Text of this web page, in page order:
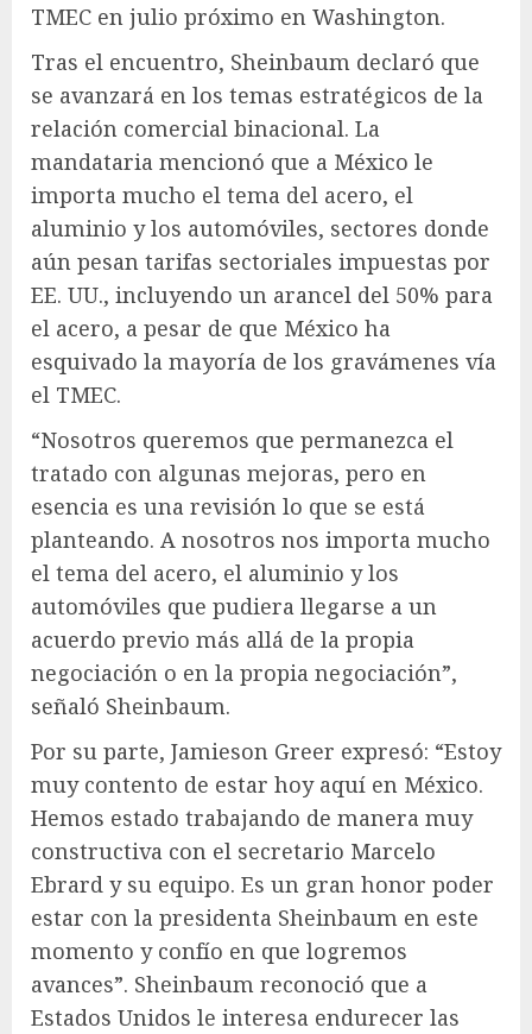
TMEC en julio próximo en Washington.
Tras el encuentro, Sheinbaum declaró que
se avanzará en los temas estratégicos de la
relación comercial binacional. La
mandataria mencionó que a México le
importa mucho el tema del acero, el
aluminio y los automóviles, sectores donde
aún pesan tarifas sectoriales impuestas por
EE. UU., incluyendo un arancel del 50% para
el acero, a pesar de que México ha
esquivado la mayoría de los gravámenes vía
el TMEC.
“Nosotros queremos que permanezca el
tratado con algunas mejoras, pero en
esencia es una revisión lo que se está
planteando. A nosotros nos importa mucho
el tema del acero, el aluminio y los
automóviles que pudiera llegarse a un
acuerdo previo más allá de la propia
negociación o en la propia negociación”,
señaló Sheinbaum.
Por su parte, Jamieson Greer expresó: “Estoy
muy contento de estar hoy aquí en México.
Hemos estado trabajando de manera muy
constructiva con el secretario Marcelo
Ebrard y su equipo. Es un gran honor poder
estar con la presidenta Sheinbaum en este
momento y confío en que logremos
avances”. Sheinbaum reconoció que a
Estados Unidos le interesa endurecer las